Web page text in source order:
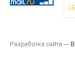
Разработка сайта —